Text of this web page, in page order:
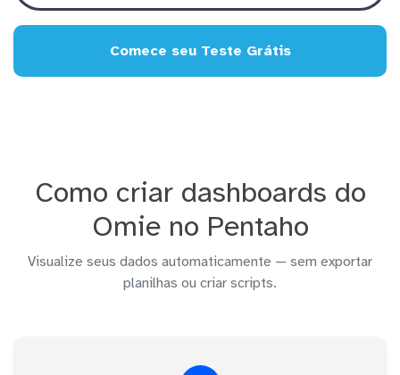
Comece seu Teste Grátis
Como criar dashboards do
Omie no Pentaho
Visualize seus dados automaticamente — sem exportar
planilhas ou criar scripts.